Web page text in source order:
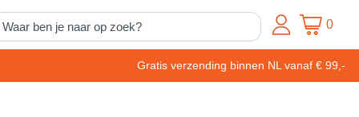
0
Gratis verzending binnen NL vanaf € 99,-